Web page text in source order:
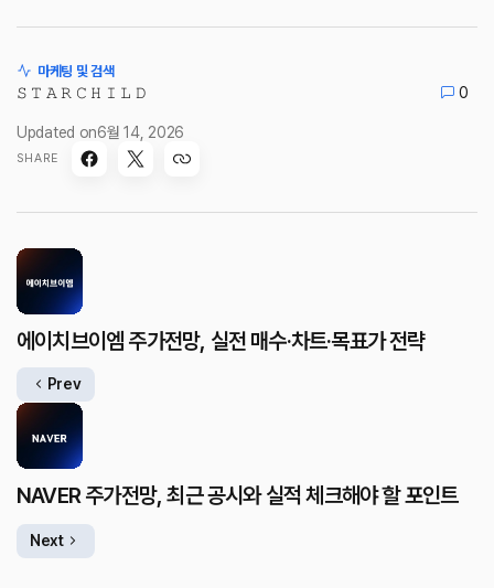
마케팅 및 검색
𝚂 𝚃 𝙰 𝚁 𝙲 𝙷 𝙸 𝙻 𝙳 0
Updated on6월 14, 2026
SHARE
에이치브이엠 주가전망, 실전 매수·차트·목표가 전략
Prev
NAVER 주가전망, 최근 공시와 실적 체크해야 할 포인트
Next